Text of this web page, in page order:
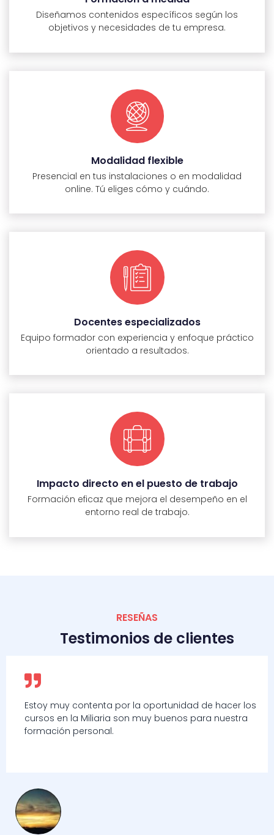
Diseñamos contenidos específicos según los
objetivos y necesidades de tu empresa.
Modalidad flexible
Presencial en tus instalaciones o en modalidad
online. Tú eliges cómo y cuándo.
Docentes especializados
Equipo formador con experiencia y enfoque práctico
orientado a resultados.
Impacto directo en el puesto de trabajo
Formación eficaz que mejora el desempeño en el
entorno real de trabajo.
RESEÑAS
Testimonios de clientes
Estoy muy contenta por la oportunidad de hacer los
cursos en la Miliaria son muy buenos para nuestra
formación personal.